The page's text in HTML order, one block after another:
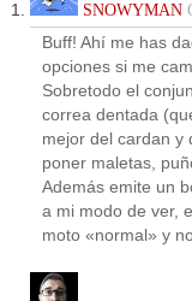
SNOWYMAN
Buff! Ahí me has
opciones si me
Sobretodo el
correa dentada
mejor del cardan y
poner maletas,
Además emite un
a mi modo de ver,
moto «normal» y